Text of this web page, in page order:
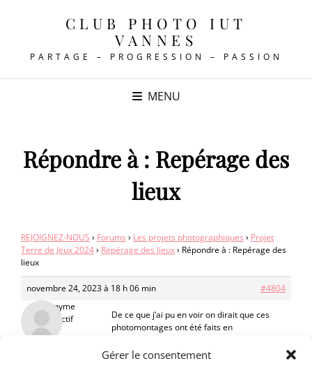
Gérer le consentement
CLUB PHOTO IUT
VANNES
PARTAGE – PROGRESSION – PASSION
MENU
Répondre à : Repérage des
lieux
REJOIGNEZ-NOUS › Forums › Les projets photographiques › Projet
Terre de Jeux 2024› Repérage des lieux› Répondre à : Repérage des
lieux
novembre 24, 2023 à 18 h 06 min
#4804
Anonyme
Inactif
De ce que j’ai pu en voir on dirait que ces
photomontages ont été faits en
d’une association de bénévoles(ED92 ?) qui